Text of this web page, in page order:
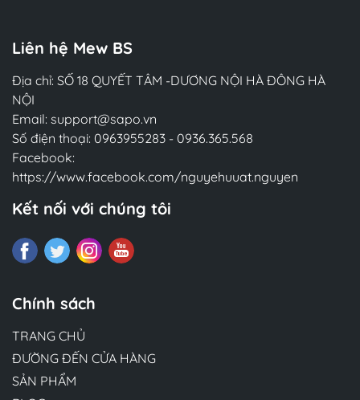
Liên hệ Mew BS
Địa chỉ: SỐ 18 QUYẾT TÂM -DƯƠNG NỘI HÀ ĐÔNG HÀ
NỘI
Email: support@sapo.vn
Số điện thoại: 0963955283 - 0936.365.568
Facebook:
https://www.facebook.com/nguyehuuat.nguyen
Kết nối với chúng tôi
Chính sách
TRANG CHỦ
ĐƯỜNG ĐẾN CỬA HÀNG
SẢN PHẨM